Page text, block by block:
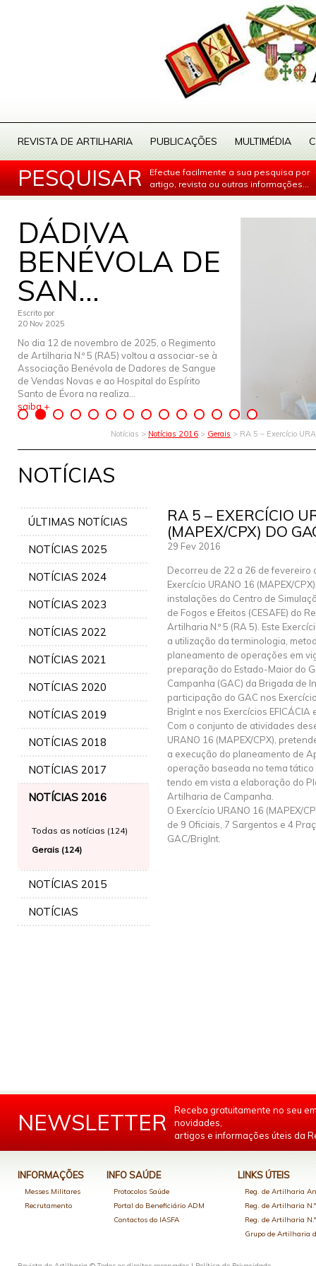
REVISTA DE ARTILHARIA PUBLICAÇÕES MULTIMÉDIA
PESQUISAR
Efectue facilmente a sua pesquisa por
artigo, revista ou outras informações...
DÁDIVA
BENÉVOLA DE
SAN...
Escrito por
20 Nov 2025
No dia 12 de novembro de 2025, o Regimento
de Artilharia N.º 5 (RA5) voltou a associar-se à
Associação Benévola de Dadores de Sangue
de Vendas Novas e ao Hospital do Espírito
Santo de Évora na realiza...
saiba +
Notícias > Notícias 2016 > Gerais > RA 5 – Exercício
NOTÍCIAS
ÚLTIMAS NOTÍCIAS
NOTÍCIAS 2025
NOTÍCIAS 2024
NOTÍCIAS 2023
NOTÍCIAS 2022
NOTÍCIAS 2021
NOTÍCIAS 2020
NOTÍCIAS 2019
NOTÍCIAS 2018
NOTÍCIAS 2017
NOTÍCIAS 2016
Todas as notícias (124)
Gerais (124)
NOTÍCIAS 2015
NOTÍCIAS
RA 5 – EXERCÍCIO
(MAPEX/CPX) DO
29 Fev 2016
Decorreu de 22 a 26 de fevereiro
Exercício URANO 16 (MAPEX/
instalações do Centro de
de Fogos e Efeitos (CESAFE) do
Artilharia N.º 5 (RA 5). Este
a utilização da terminologia,
planeamento de operações em
preparação do Estado-Maior do
Campanha (GAC) da Brigada de
participação do GAC nos
BrigInt e nos Exercícios EFICÁCIA
Com o conjunto de atividades
URANO 16 (MAPEX/CPX),
a execução do planeamento de
operação baseada no tema tático
tendo em vista a elaboração do
Artilharia de Campanha.
O Exercício URANO 16 (MAPEX/
de 9 Oficiais, 7 Sargentos e 4
GAC/BrigInt.
NEWSLETTER
Receba gratuitamente no seu
novidades,
artigos e informações úteis da
INFORMAÇÕES
Messes Militares
Recrutamento
INFO SAÚDE
Protocolos Saúde
Portal do Beneficiário ADM
Contactos do IASFA
LINKS ÚTEIS
Reg. de Artilharia
Reg. de Artilharia
Reg. de Artilharia
Grupo de Artilharia